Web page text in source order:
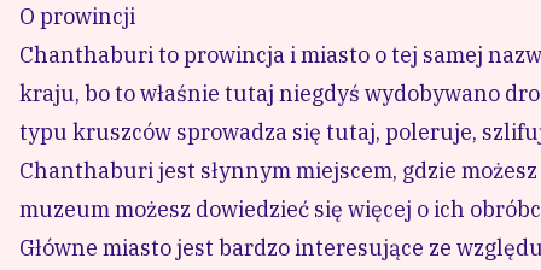
O prowincji
Chanthaburi to prowincja i miasto o tej samej
kraju, bo to właśnie tutaj niegdyś wydobywano
typu kruszców sprowadza się tutaj, poleruje,
Chanthaburi jest słynnym miejscem, gdzie
muzeum możesz dowiedzieć się więcej o ich
Główne miasto jest bardzo interesujące ze